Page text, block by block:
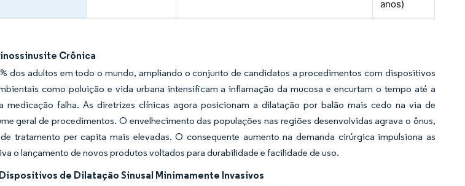
anos)
Crônica
dos adultos em todo o mundo, ampliando o conjunto de candidatos a procedimentos com dispositivos
como poluição e vida urbana intensificam a inflamação da mucosa e encurtam o tempo até a
medicação falha. As diretrizes clínicas agora posicionam a dilatação por balão mais cedo na via de
geral de procedimentos. O envelhecimento das populações nas regiões desenvolvidas agrava o ônus,
tratamento per capita mais elevadas. O consequente aumento na demanda cirúrgica impulsiona as
o lançamento de novos produtos voltados para durabilidade e facilidade de uso.
de Dilatação Sinusal Minimamente Invasivos